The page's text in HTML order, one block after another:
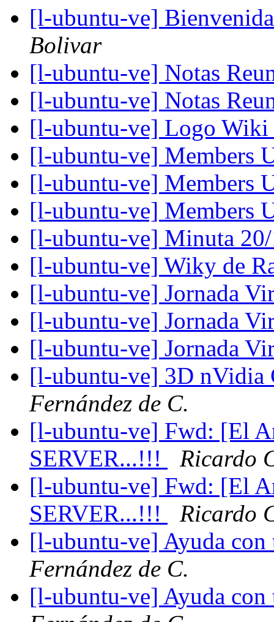
[l-ubuntu-ve]
Bolivar
[l-ubuntu-ve] Notas
[l-ubuntu-ve] Notas
[l-ubuntu-ve] Logo Wiki
[l-ubuntu-ve] Members
[l-ubuntu-ve] Members
[l-ubuntu-ve] Members
[l-ubuntu-ve] Minuta
[l-ubuntu-ve] Wiky de
[l-ubuntu-ve] Jornada
[l-ubuntu-ve] Jornada
[l-ubuntu-ve] Jornada
[l-ubuntu-ve] 3D nVidia
Fernández de C.
[l-ubuntu-ve] Fwd: [El
SERVER...!!!
Ricardo
[l-ubuntu-ve] Fwd: [El
SERVER...!!!
Ricardo
[l-ubuntu-ve] Ayuda
Fernández de C.
[l-ubuntu-ve] Ayuda